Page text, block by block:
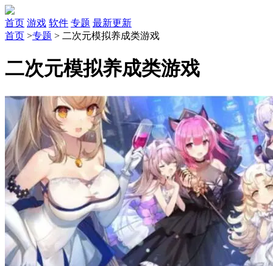
首页 游戏 软件 专题 最新更新
首页 >专题 > 二次元模拟养成类游戏
二次元模拟养成类游戏